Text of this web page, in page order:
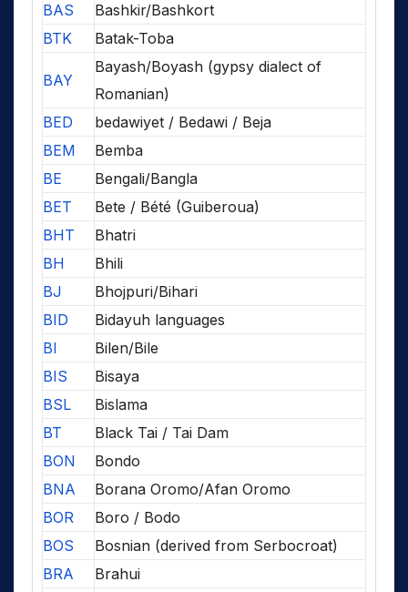
BAS
Bashkir/Bashkort
BTK
Batak-Toba
BAY
Bayash/Boyash (gypsy dialect of
Romanian)
BED
bedawiyet / Bedawi / Beja
BEM
Bemba
BE
Bengali/Bangla
BET
Bete / Bété (Guiberoua)
BHT
Bhatri
BH
Bhili
BJ
Bhojpuri/Bihari
BID
Bidayuh languages
BI
Bilen/Bile
BIS
Bisaya
BSL
Bislama
BT
Black Tai / Tai Dam
BON
Bondo
BNA
Borana Oromo/Afan Oromo
BOR
Boro / Bodo
BOS
Bosnian (derived from Serbocroat)
BRA
Brahui